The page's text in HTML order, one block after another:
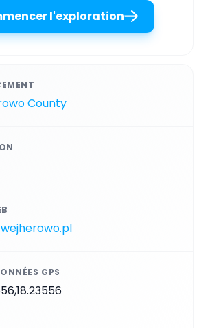
l'exploration
County
GPS